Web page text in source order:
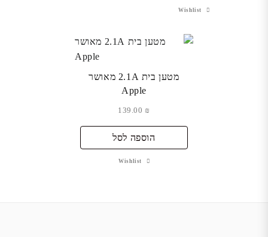
Wishlist
מטען בית 2.1A מאושר
Apple
₪
הוספה לסל
Wishlist